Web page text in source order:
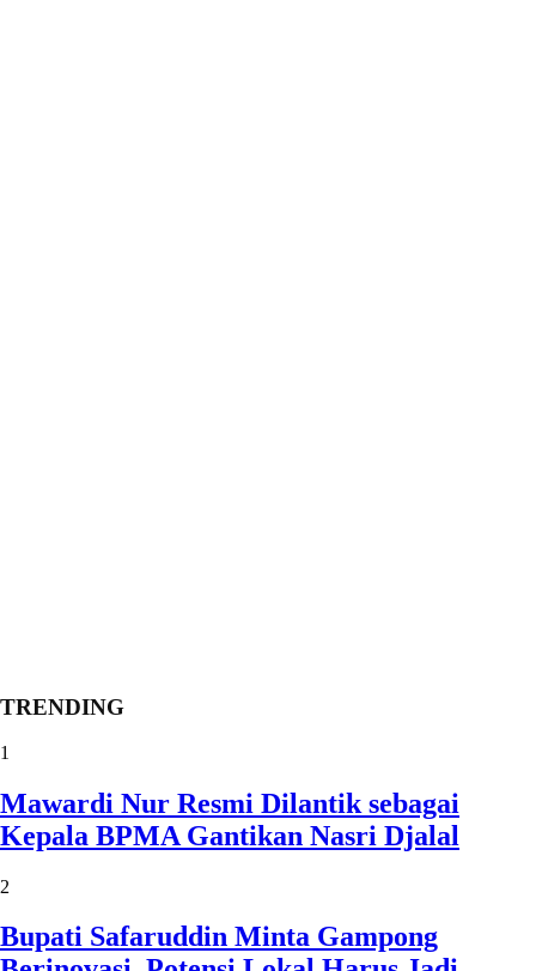
TRENDING
1
Mawardi Nur Resmi Dilantik sebagai
Kepala BPMA Gantikan Nasri Djalal
2
Bupati Safaruddin Minta Gampong